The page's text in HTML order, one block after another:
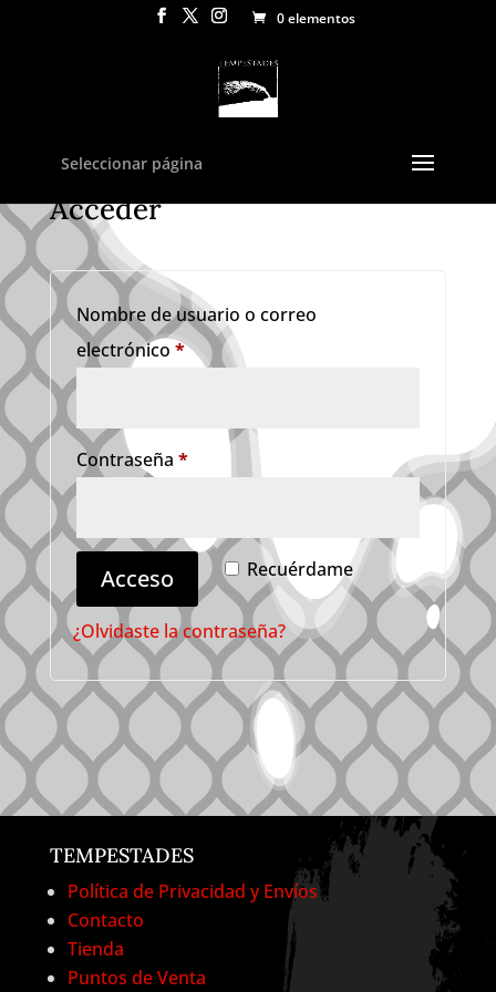
0 elementos
Seleccionar página
Acceder
Nombre de usuario o correo
electrónico *Obligatorio
Contraseña *Obligatorio
Recuérdame
Acceso
¿Olvidaste la contraseña?
TEMPESTADES
Política de Privacidad y Envíos
Contacto
Tienda
Puntos de Venta